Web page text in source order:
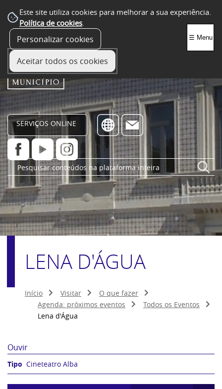
Este site utiliza cookies para melhorar a sua experiência.
Política de cookies.
Personalizar cookies
Aceitar todos os cookies
SERVIÇOS ONLINE
☰ Menu
LENA D'ÁGUA
Início Visitar
O que fazer
Agenda: próximos eventos
Todos os Eventos
Lena d'Água
Ouvir
Cineteatro Alba